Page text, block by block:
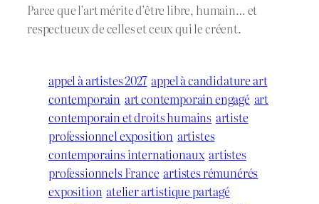
Parce que l’art mérite d’être libre, humain… et
respectueux de celles et ceux qui le créent.
appel à artistes 2027 appel à candidature art
contemporain art contemporain engagé art
contemporain et droits humains artiste
professionnel exposition artistes
contemporains internationaux artistes
professionnels France artistes rémunérés
exposition atelier artistique partagé